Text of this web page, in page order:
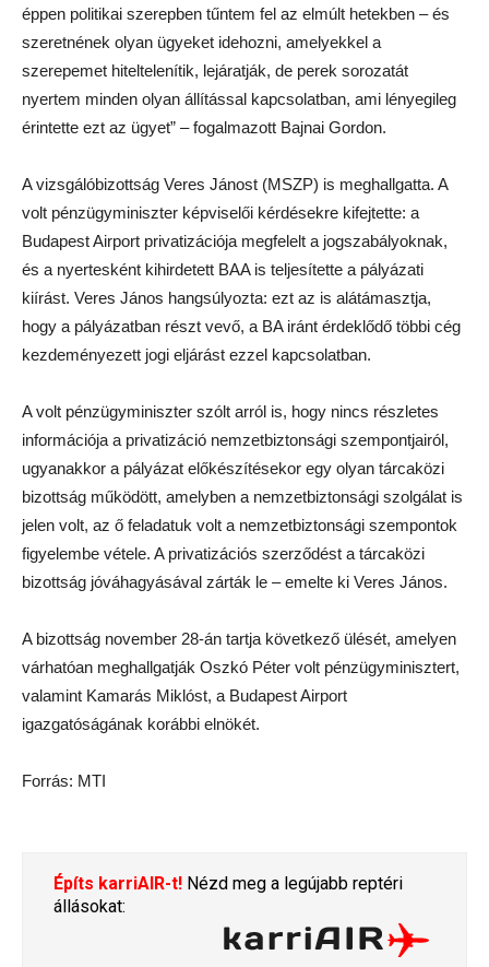
éppen politikai szerepben tűntem fel az elmúlt hetekben – és
szeretnének olyan ügyeket idehozni, amelyekkel a
szerepemet hiteltelenítik, lejáratják, de perek sorozatát
nyertem minden olyan állítással kapcsolatban, ami lényegileg
érintette ezt az ügyet” – fogalmazott Bajnai Gordon.
A vizsgálóbizottság Veres Jánost (MSZP) is meghallgatta. A
volt pénzügyminiszter képviselői kérdésekre kifejtette: a
Budapest Airport privatizációja megfelelt a jogszabályoknak,
és a nyertesként kihirdetett BAA is teljesítette a pályázati
kiírást. Veres János hangsúlyozta: ezt az is alátámasztja,
hogy a pályázatban részt vevő, a BA iránt érdeklődő többi cég
kezdeményezett jogi eljárást ezzel kapcsolatban.
A volt pénzügyminiszter szólt arról is, hogy nincs részletes
információja a privatizáció nemzetbiztonsági szempontjairól,
ugyanakkor a pályázat előkészítésekor egy olyan tárcaközi
bizottság működött, amelyben a nemzetbiztonsági szolgálat is
jelen volt, az ő feladatuk volt a nemzetbiztonsági szempontok
figyelembe vétele. A privatizációs szerződést a tárcaközi
bizottság jóváhagyásával zárták le – emelte ki Veres János.
A bizottság november 28-án tartja következő ülését, amelyen
várhatóan meghallgatják Oszkó Péter volt pénzügyminisztert,
valamint Kamarás Miklóst, a Budapest Airport
igazgatóságának korábbi elnökét.
Forrás: MTI
Építs karriAIR-t! Nézd meg a legújabb reptéri
állásokat: